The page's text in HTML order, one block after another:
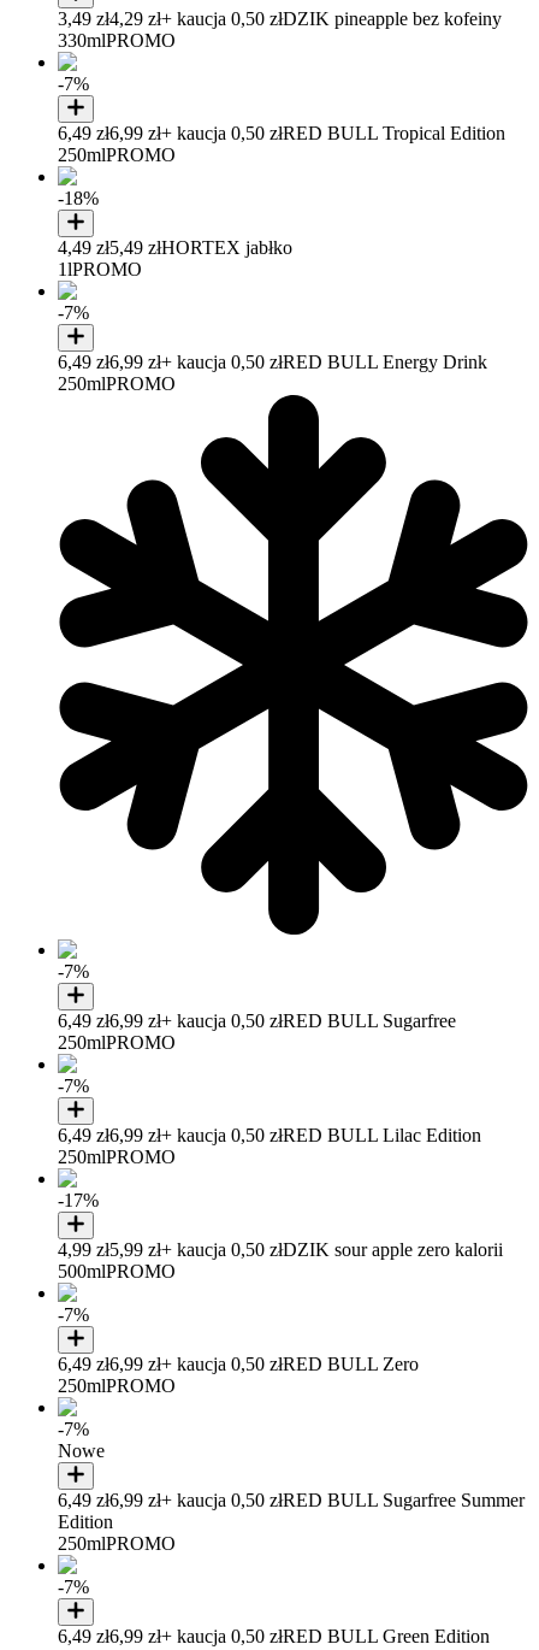
3,49 zł4,29 zł+ kaucja 0,50 złDZIK pineapple bez kofeiny
330mlPROMO
-7%
6,49 zł6,99 zł+ kaucja 0,50 złRED BULL Tropical Edition
250mlPROMO
-18%
4,49 zł5,49 złHORTEX jabłko
1lPROMO
-7%
6,49 zł6,99 zł+ kaucja 0,50 złRED BULL Energy Drink
250mlPROMO
-7%
6,49 zł6,99 zł+ kaucja 0,50 złRED BULL Sugarfree
250mlPROMO
-7%
6,49 zł6,99 zł+ kaucja 0,50 złRED BULL Lilac Edition
250mlPROMO
-17%
4,99 zł5,99 zł+ kaucja 0,50 złDZIK sour apple zero kalorii
500mlPROMO
-7%
6,49 zł6,99 zł+ kaucja 0,50 złRED BULL Zero
250mlPROMO
-7%
Nowe
6,49 zł6,99 zł+ kaucja 0,50 złRED BULL Sugarfree Summer
Edition
250mlPROMO
-7%
6,49 zł6,99 zł+ kaucja 0,50 złRED BULL Green Edition